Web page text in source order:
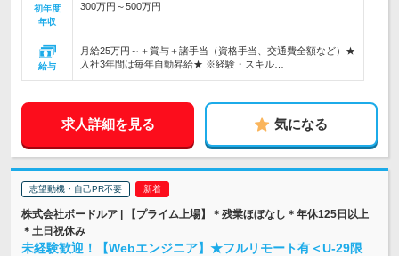
初年度
年収
300万円～500万円
給与
月給25万円～＋賞与＋諸手当（資格手当、交通費全額など）★
入社3年間は毎年自動昇給★ ※経験・スキル…
求人詳細を見る 気になる
志望動機・自己PR不要
株式会社ボードルア | 【プライム上場】＊残業ほぼなし＊年休125日以上
＊土日祝休み
未経験歓迎！【Webエンジニア】★フルリモート有＜U-29限